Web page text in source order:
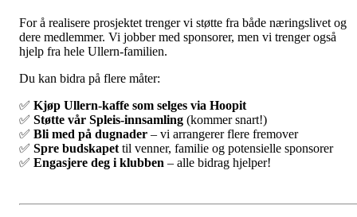
For å realisere prosjektet trenger vi støtte fra både næringslivet og
dere medlemmer. Vi jobber med sponsorer, men vi trenger også
hjelp fra hele Ullern-familien.
Du kan bidra på flere måter:
✅ Kjøp Ullern-kaffe som selges via Hoopit
✅ Støtte vår Spleis-innsamling (kommer snart!)
✅ Bli med på dugnader – vi arrangerer flere fremover
✅ Spre budskapet til venner, familie og potensielle sponsorer
✅ Engasjere deg i klubben – alle bidrag hjelper!